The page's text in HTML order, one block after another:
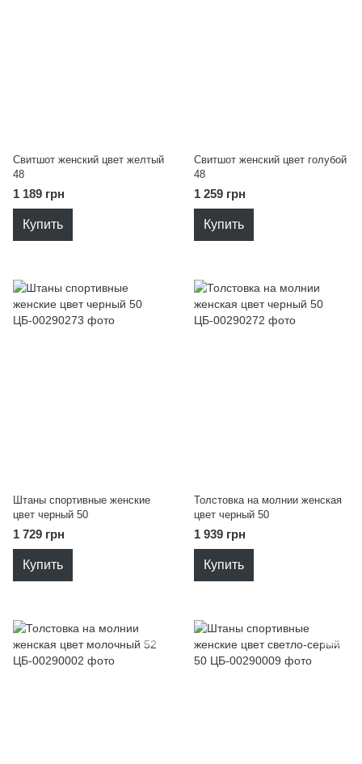
Свитшот женский цвет желтый
48
1 189 грн
Купить
Свитшот женский цвет голубой
48
1 259 грн
Купить
Штаны спортивные женские
цвет черный 50
1 729 грн
Купить
Толстовка на молнии женская
цвет черный 50
1 939 грн
Купить